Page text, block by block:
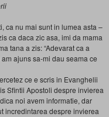
ca nu mai sunt in lumea asta –
ca daca zic asa, imi da mama
tana a zis: “Adevarat ca a
ajuns sa-mi dau seama ce
ce e scris in Evanghelii
Sfintii Apostoli despre invierea
noi avem informatie, dar
incredintarea despre invierea